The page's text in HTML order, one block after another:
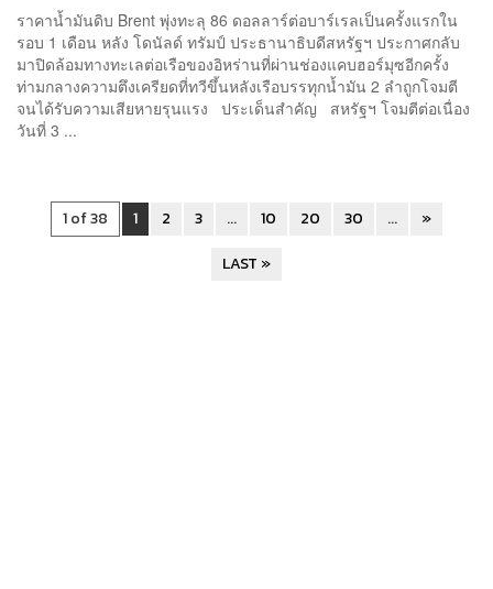
ราคาน้ำมันดิบ Brent พุ่งทะลุ 86 ดอลลาร์ต่อบาร์เรลเป็นครั้งแรกใน
รอบ 1 เดือน หลัง โดนัลด์ ทรัมป์ ประธานาธิบดีสหรัฐฯ ประกาศกลับ
มาปิดล้อมทางทะเลต่อเรือของอิหร่านที่ผ่านช่องแคบฮอร์มุซอีกครั้ง
ท่ามกลางความตึงเครียดที่ทวีขึ้นหลังเรือบรรทุกน้ำมัน 2 ลำถูกโจมตี
จนได้รับความเสียหายรุนแรง ประเด็นสำคัญ สหรัฐฯ โจมตีต่อเนื่อง
วันที่ 3 ...
1 of 38 1 2 3 ... 10 20 30 ...
»
LAST »